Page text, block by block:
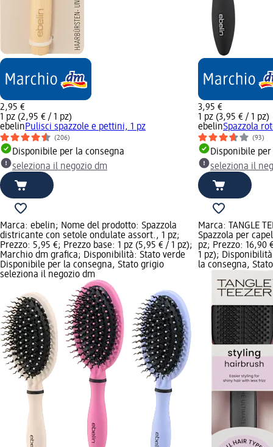
2,95 €
1 pz (2,95 € / 1 pz)
ebelinPulisci spazzole e pettini, 1 pz
(206)
Disponibile per la consegna
seleziona il negozio dm
3,95 €
1 pz (3,95 € / 1 pz)
ebelinSpazzola
(93)
Disponibile
seleziona il
Marca: ebelin; Nome del prodotto: Spazzola
districante con setole ondulate assort., 1 pz;
Prezzo: 5,95 €; Prezzo base: 1 pz (5,95 € / 1 pz);
Marchio dm grafica; Disponibilità: Stato verde
Disponibile per la consegna, Stato grigio
seleziona il negozio dm
Marca: TANGLE
Spazzola per
pz; Prezzo: 16,90
1 pz);
la consegna,